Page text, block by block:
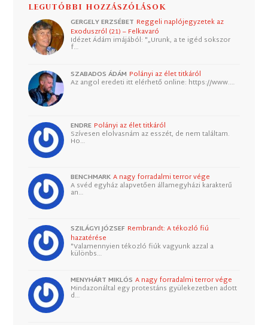
LEGUTÓBBI HOZZÁSZÓLÁSOK
GERGELY ERZSÉBET Reggeli naplójegyzetek az
Exoduszról (21) – Felkavaró
Idézet Ádám imájából: "„Urunk, a te igéd sokszor
f…
SZABADOS ÁDÁM Polányi az élet titkáról
Az angol eredeti itt elérhető online: https://www.…
ENDRE Polányi az élet titkáról
Szívesen elolvasnám az esszét, de nem találtam.
Ho…
BENCHMARK A nagy forradalmi terror vége
A svéd egyház alapvetően államegyházi karakterű
an…
SZILÁGYI JÓZSEF Rembrandt: A tékozló fiú
hazatérése
"Valamennyien tékozló fiúk vagyunk azzal a
különbs…
MENYHÁRT MIKLÓS A nagy forradalmi terror vége
Mindazonáltal egy protestáns gyülekezetben adott
d…